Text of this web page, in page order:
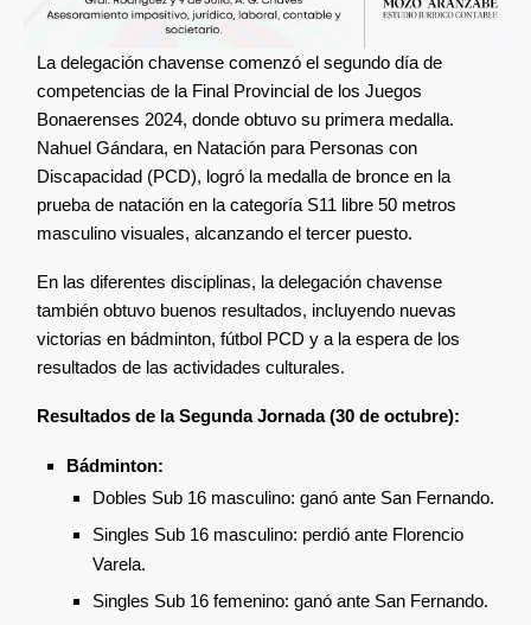
La delegación chavense comenzó el segundo día de
competencias de la Final Provincial de los Juegos
Bonaerenses 2024, donde obtuvo su primera medalla.
Nahuel Gándara, en Natación para Personas con
Discapacidad (PCD), logró la medalla de bronce en la
prueba de natación en la categoría S11 libre 50 metros
masculino visuales, alcanzando el tercer puesto.
En las diferentes disciplinas, la delegación chavense
también obtuvo buenos resultados, incluyendo nuevas
victorias en bádminton, fútbol PCD y a la espera de los
resultados de las actividades culturales.
Resultados de la Segunda Jornada (30 de octubre):
Bádminton:
Dobles Sub 16 masculino: ganó ante San Fernando.
Singles Sub 16 masculino: perdió ante Florencio
Varela.
Singles Sub 16 femenino: ganó ante San Fernando.